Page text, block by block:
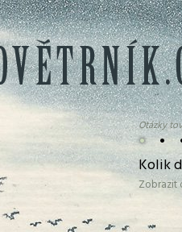
• •
Otázky
Kolik